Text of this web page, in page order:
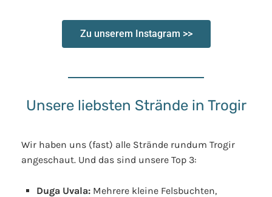
Zu unserem Instagram >>
Unsere liebsten Strände in Trogir
Wir haben uns (fast) alle Strände rundum Trogir
angeschaut. Und das sind unsere Top 3:
Duga Uvala: Mehrere kleine Felsbuchten,